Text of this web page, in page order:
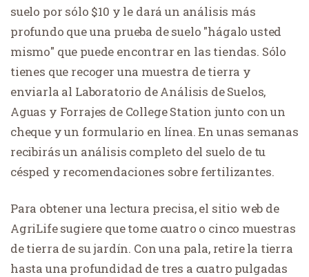
suelo por sólo $10 y le dará un análisis más
profundo que una prueba de suelo "hágalo usted
mismo" que puede encontrar en las tiendas. Sólo
tienes que recoger una muestra de tierra y
enviarla al Laboratorio de Análisis de Suelos,
Aguas y Forrajes de College Station junto con un
cheque y un formulario en línea. En unas semanas
recibirás un análisis completo del suelo de tu
césped y recomendaciones sobre fertilizantes.
Para obtener una lectura precisa, el sitio web de
AgriLife sugiere que tome cuatro o cinco muestras
de tierra de su jardín. Con una pala, retire la tierra
hasta una profundidad de tres a cuatro pulgadas